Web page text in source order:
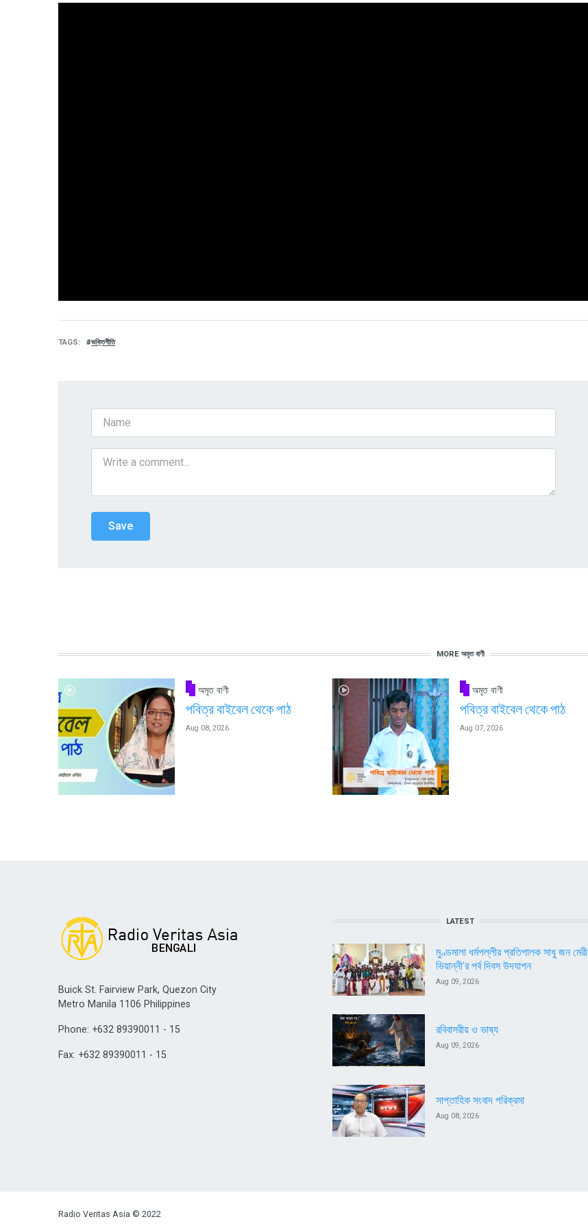
TAGS ভক্তিগীতি
MORE অমৃত বাণী
অমৃত বাণী
পবিত্র বাইবেল থেকে পাঠ
Aug 08, 2026
অমৃত বাণী
পবিত্র বাইবেল থেকে পাঠ
Aug 07, 2026
Buick St. Fairview Park, Quezon City
Metro Manila 1106 Philippines
Phone: +632 89390011 - 15
Fax: +632 89390011 - 15
LATEST
মুণ্ডমালা ধর্মপল্লীর প্রতিপালক সাধু জন মেরী
ভিয়ান্নী’র পর্ব দিবস উদযাপন
Aug 09, 2026
রবিবাসরীয় ও ভাষ্য
Aug 09, 2026
সাপ্তাহিক সংবাদ পরিক্রমা
Aug 08, 2026
Radio Veritas Asia © 2022